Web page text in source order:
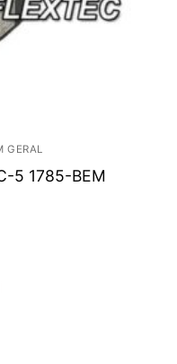
GERAL
5 1785-BEM